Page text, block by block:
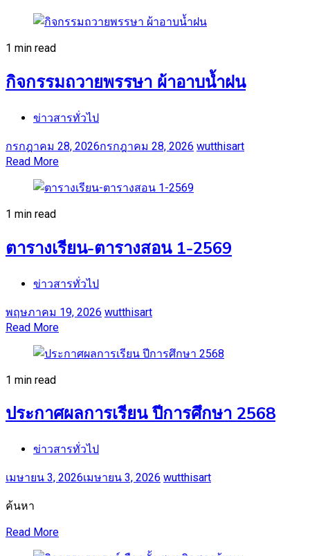
1 min read
กิจกรรมถวายพรรษา ผ้าอาบน้ำฝน
ข่าวสารทั่วไป
กรกฎาคม 28, 2026กรกฎาคม 28, 2026 wutthisart
Read More
1 min read
ตารางเรียน-ตารางสอน 1-2569
ข่าวสารทั่วไป
พฤษภาคม 19, 2026 wutthisart
Read More
1 min read
ประกาศผลการเรียน ปีการศึกษา 2568
ข่าวสารทั่วไป
เมษายน 3, 2026เมษายน 3, 2026 wutthisart
ค้นหา
Read More